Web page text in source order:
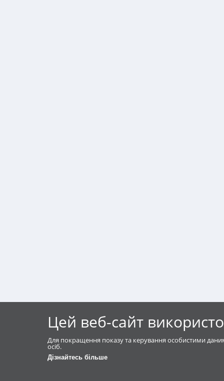
Цей веб-сайт
Для покращення показу та керування особистими
осіб.
Дізнайтесь більше